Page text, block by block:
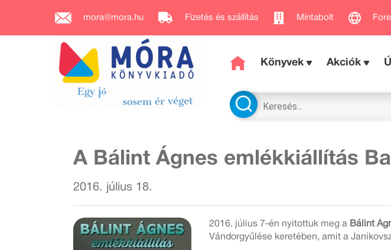
mora@mora.hu Fizetés és szállítás Mintabolt
Könyvek Akciók
A Bálint Ágnes emlékkiállítás
2016. július 18.
2016. július 7-én nyitottuk meg a Bálint
Vándorgyűlése keretében, amit a